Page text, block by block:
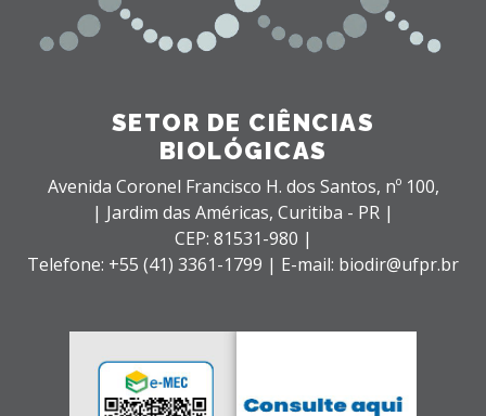
SETOR DE CIÊNCIAS
BIOLÓGICAS
Avenida Coronel Francisco H. dos Santos, nº 100,
| Jardim das Américas, Curitiba - PR |
CEP: 81531-980 |
Telefone: +55 (41) 3361-1799 | E-mail: biodir@ufpr.br